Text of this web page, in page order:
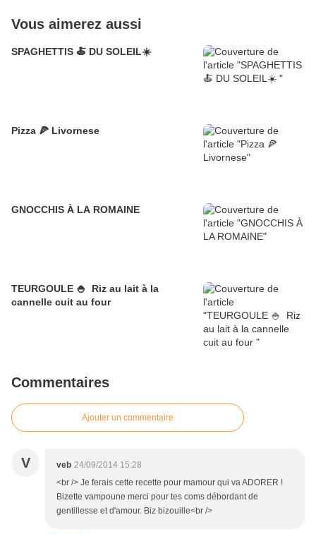
Vous aimerez aussi
SPAGHETTIS 🍝 DU SOLEIL☀️
Pizza 🍕 Livornese
GNOCCHIS À LA ROMAINE
TEURGOULE 🍚 Riz au lait à la
cannelle cuit au four
Commentaires
Ajouter un commentaire
V veb 24/09/2014 15:28
<br /> Je ferais cette recette pour mamour qui va ADORER !
Bizette vampoune merci pour tes coms débordant de
gentillesse et d'amour. Biz bizouille<br />